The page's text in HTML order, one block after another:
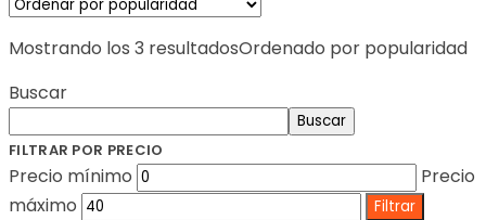
Mostrando los 3 resultadosOrdenado por popularidad
Buscar
Buscar
FILTRAR POR PRECIO
Precio mínimo
Precio
máximo
Filtrar